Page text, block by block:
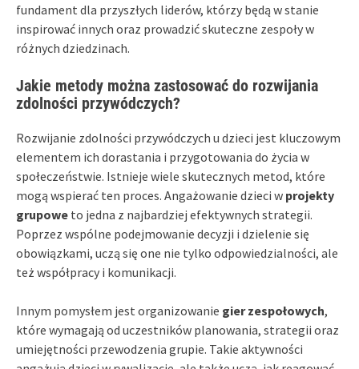
fundament dla przyszłych liderów, którzy będą w stanie
inspirować innych oraz prowadzić skuteczne zespoły w
różnych dziedzinach.
Jakie metody można zastosować do rozwijania
zdolności przywódczych?
Rozwijanie zdolności przywódczych u dzieci jest kluczowym
elementem ich dorastania i przygotowania do życia w
społeczeństwie. Istnieje wiele skutecznych metod, które
mogą wspierać ten proces. Angażowanie dzieci w projekty
grupowe to jedna z najbardziej efektywnych strategii.
Poprzez wspólne podejmowanie decyzji i dzielenie się
obowiązkami, uczą się one nie tylko odpowiedzialności, ale
też współpracy i komunikacji.
Innym pomysłem jest organizowanie gier zespołowych,
które wymagają od uczestników planowania, strategii oraz
umiejętności przewodzenia grupie. Takie aktywności